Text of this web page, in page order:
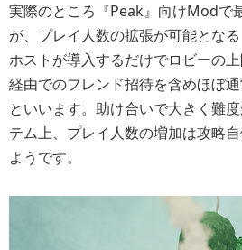
実際のところ『Peak』向けModで
が、プレイ人数の拡張が可能とな
ホストが導入するだけでロビーの
経由でのフレンド招待を含めほぼ
といいます。助け合いで大きく難
テム上、プレイ人数の増加は攻略
ようです。